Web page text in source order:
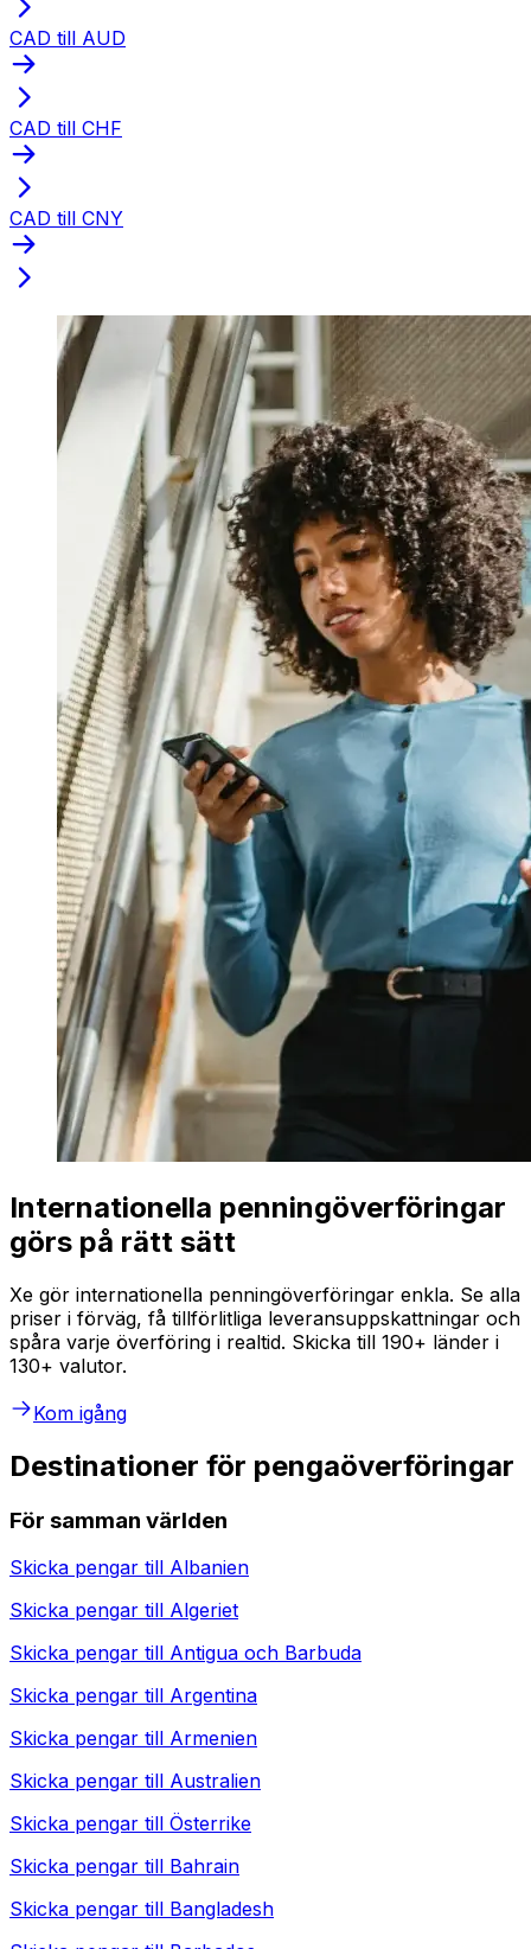
CAD till AUD
CAD till CHF
CAD till CNY
Internationella penningöverföringar
görs på rätt sätt
Xe gör internationella penningöverföringar enkla. Se alla
priser i förväg, få tillförlitliga leveransuppskattningar och
spåra varje överföring i realtid. Skicka till 190+ länder i
130+ valutor.
Kom igång
Destinationer för pengaöverföringar
För samman världen
Skicka pengar till Albanien
Skicka pengar till Algeriet
Skicka pengar till Antigua och Barbuda
Skicka pengar till Argentina
Skicka pengar till Armenien
Skicka pengar till Australien
Skicka pengar till Österrike
Skicka pengar till Bahrain
Skicka pengar till Bangladesh